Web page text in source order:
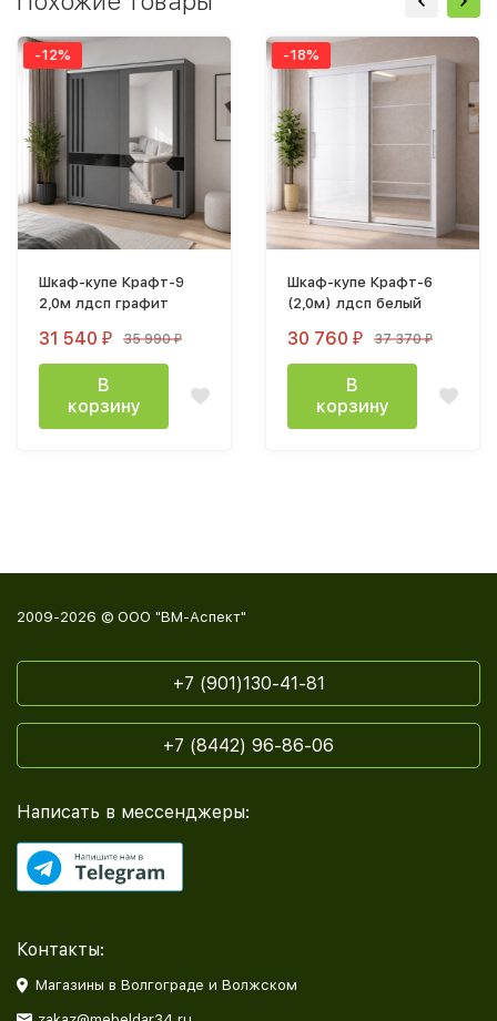
-12%
Шкаф-купе Крафт-9
2,0м лдсп графит
31 540 ₽ 35 990₽
В
корзину
-18%
Шкаф-купе Крафт-6
(2,0м) лдсп белый
30 760 ₽ 37 370₽
В
корзину
2009-2026 © ООО "ВМ-Аспект"
+7 (901)130-41-81
+7 (8442) 96-86-06
Написать в мессенджеры:
Контакты:
Магазины в Волгограде и Волжском